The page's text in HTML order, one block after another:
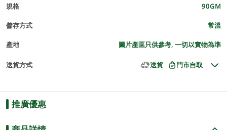
規格 90GM
儲存方式 常溫
產地 圖片產區只供參考, 一切以實物為準
送貨方式 送貨 門市自取
推廣優惠